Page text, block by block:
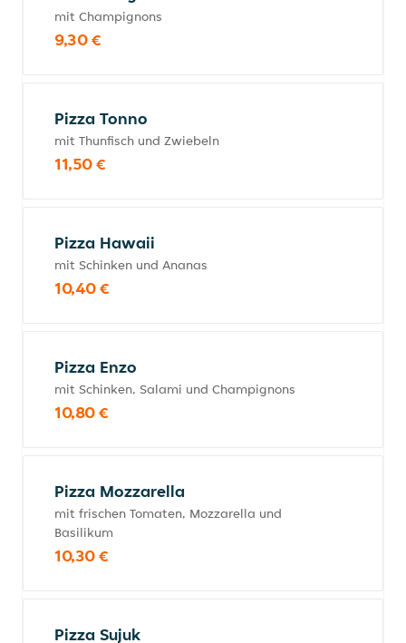
mit Champignons
9,30 €
Pizza Tonno
mit Thunfisch und Zwiebeln
11,50 €
Pizza Hawaii
mit Schinken und Ananas
10,40 €
Pizza Enzo
mit Schinken, Salami und Champignons
10,80 €
Pizza Mozzarella
mit frischen Tomaten, Mozzarella und
Basilikum
10,30 €
Pizza Sujuk